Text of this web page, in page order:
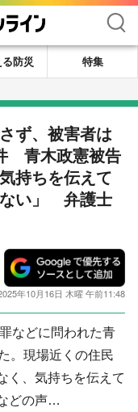
検索
防災
特集
ず、被害者は
青木政憲被告
持ちを伝えて
ない」 弁護士
年10月16日 木曜 午前11:48
などに問われた青
。現場近くの住民
く、気持ちを伝えて
どの声…